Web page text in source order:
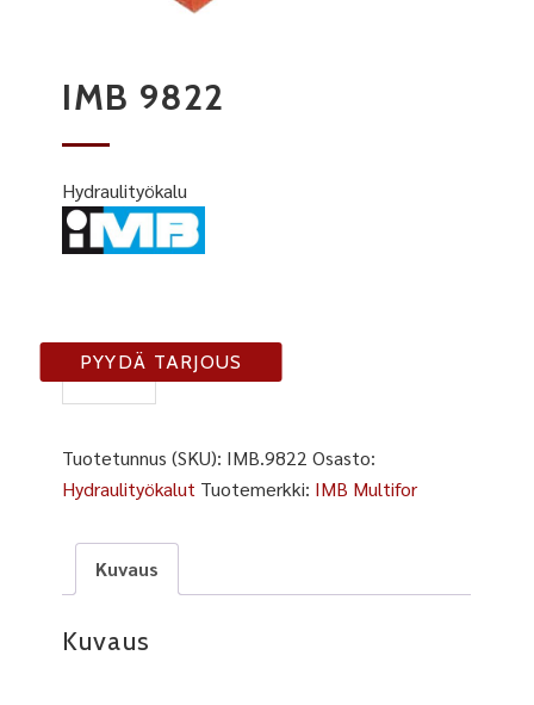
IMB 9822
Hydraulityökalu
IMB
9822
PYYDÄ TARJOUS
Tuotetunnus (SKU): IMB.9822 Osasto:
Hydraulityökalut Tuotemerkki: IMB Multifor
Kuvaus
Kuvaus